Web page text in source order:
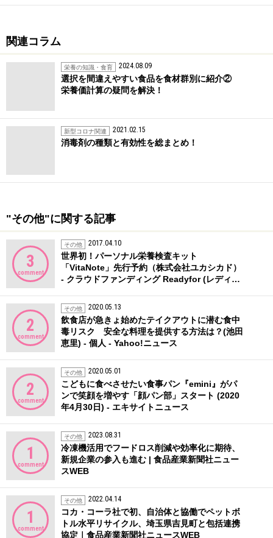
関連コラム
栄養の知識・食育 2024.08.09
選択を間違えやすい食品を食材群別に紹介②
栄養価計算の疑問を解決！
新型コロナ関連 2021.02.15
消毒剤の種類と有効性を総まとめ！
"その他"に関する記事
3
comment
その他 2017.04.10
世界初！パーソナル栄養検査キット
「VitaNote」先行予約（株式会社ユカシカド）
- クラウドファンディング Readyfor (レディ…
2
comment
その他 2020.05.13
飲食店が急きょ始めたテイクアウトに潜む食中
毒リスク 安全な料理を提供する方法は？(池田
恵里) - 個人 - Yahoo!ニュース
2
comment
その他 2020.05.01
こどもに食べさせたい食事パン『emini』がパ
ンで笑顔を増やす「顔パン部」スタート (2020
年4月30日) - エキサイトニュース
1
comment
その他 2023.08.31
冷凍機活用でフードロス削減や効率化に期待、
新規企業の参入も進む | 食品産業新聞社ニュー
スWEB
1
comment
その他 2022.04.14
コカ・コーラ社で初、自治体と協働でペットボ
トル水平リサイクル、埼玉県吉見町と包括連携
協定｜食品産業新聞社ニュースWEB